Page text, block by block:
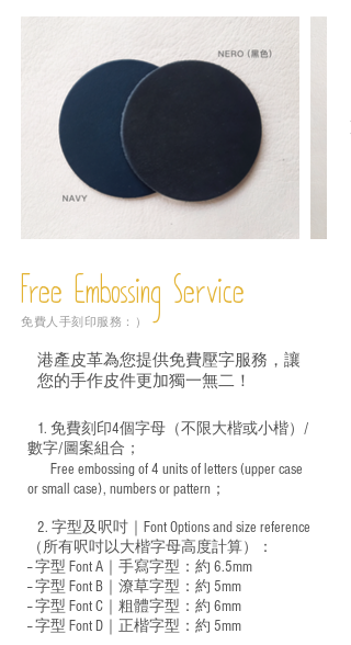
Free Embossing Service
免費人手刻印服務：）
港產皮革為您提供免費壓字服務，讓
您的手作皮件更加獨一無二！
1. 免費刻印4個字母（不限大楷或小楷）/
數字/圖案組合；
Free embossing of 4 units of letters (upper case
or small case), numbers or pattern；
2. 字型及呎吋｜ Font Options and size reference
（所有呎吋以大楷字母高度計算）：
-- 字型 Font A｜手寫字型：約 6.5mm
-- 字型 Font B｜潦草字型： 約 5mm
-- 字型 Font C｜粗體字型：約 6mm
-- 字型 Font D｜正楷字型： 約 5mm